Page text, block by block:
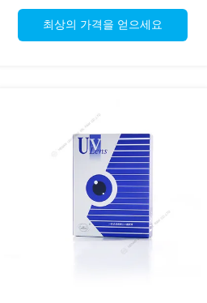
최상의 가격을 얻으세요